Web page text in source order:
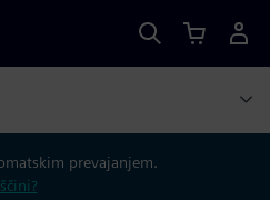
prevajanjem.